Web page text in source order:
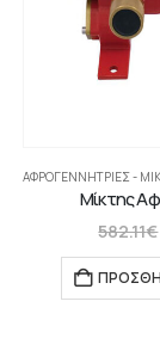
ΑΦΡΟΓΕΝΝΉΤΡΙΕΣ -
Μίκτης
582.11€